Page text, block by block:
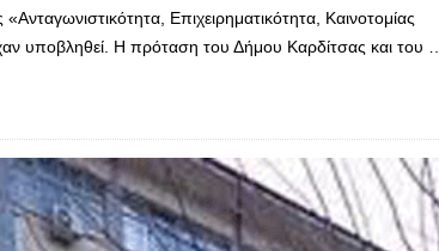
Επιχειρηματικότητα, Καινοτομίας
υποβληθεί. Η πρόταση του Δήμου Καρδίτσας και του …